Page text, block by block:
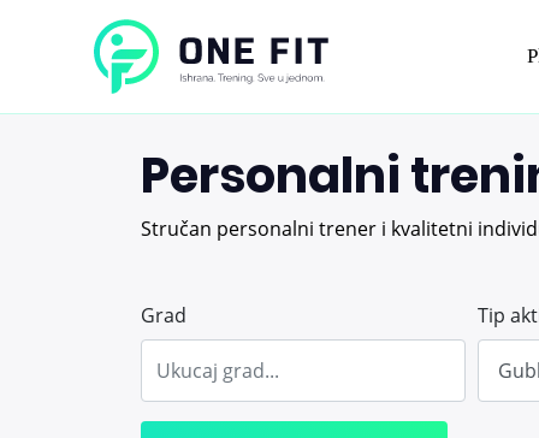
Personalni
Stručan personalni trener i kvalitetni
Grad Tip